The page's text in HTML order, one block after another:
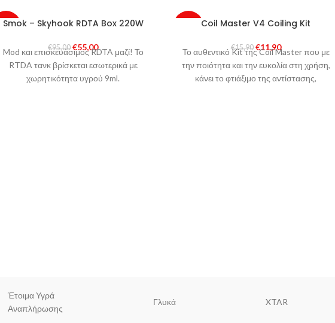
-42%
Smok – Skyhook RDTA Box 220W
€95,00 €55,00
Mod και επισκευάσιμος RDTA μαζί! Το
RTDA τανκ βρίσκεται εσωτερικά με
χωρητικότητα υγρού 9ml.
SOLD
Coil Master V4 Coiling Kit
€15,90 €11,90
Το αυθεντικό Kit της Coil Master που με
την ποιότητα και την ευκολία στη χρήση,
κάνει το φτιάξιμο της αντίστασης,
Έτοιμα Υγρά
Αναπλήρωσης
Γλυκά XTAR